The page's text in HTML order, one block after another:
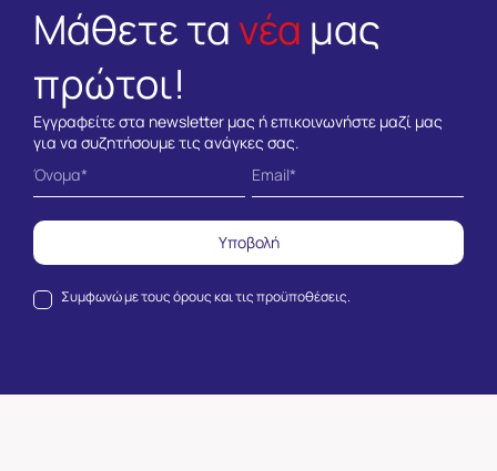
Μάθετε τα νέα μας
πρώτοι!
Εγγραφείτε στα newsletter μας ή επικοινωνήστε μαζί μας
για να συζητήσουμε τις ανάγκες σας.
Συμφωνώ με τουςόρους και τις προϋποθέσεις.
Υποβολή